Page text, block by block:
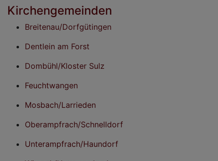
Kirchengemeinden
Breitenau/Dorfgütingen
Dentlein am Forst
Dombühl/Kloster Sulz
Feuchtwangen
Mosbach/Larrieden
Oberampfrach/Schnelldorf
Unterampfrach/Haundorf